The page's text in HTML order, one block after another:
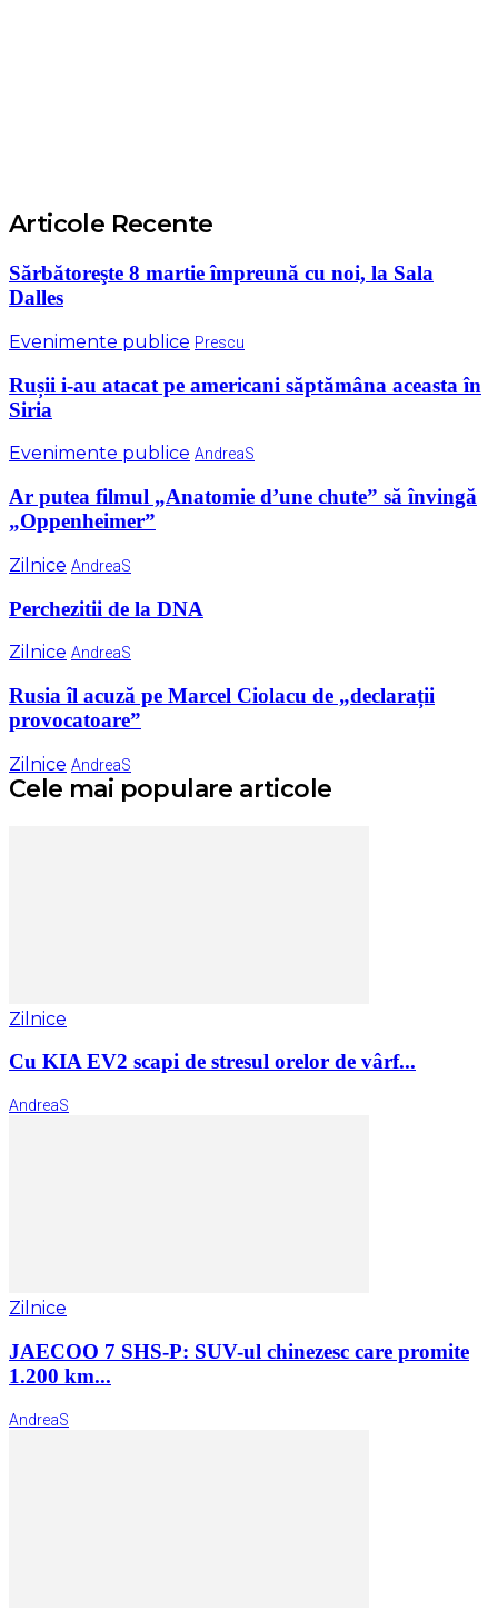
Articole Recente
Sărbătoreşte 8 martie împreună cu noi, la Sala
Dalles
Evenimente publice Prescu
Rușii i-au atacat pe americani săptămâna aceasta în
Siria
Evenimente publice AndreaS
Ar putea filmul „Anatomie d’une chute” să învingă
„Oppenheimer”
Zilnice AndreaS
Perchezitii de la DNA
Zilnice AndreaS
Rusia îl acuză pe Marcel Ciolacu de „declarații
provocatoare”
Zilnice AndreaS
Cele mai populare articole
Zilnice
Cu KIA EV2 scapi de stresul orelor de vârf...
AndreaS
Zilnice
JAECOO 7 SHS-P: SUV-ul chinezesc care promite
1.200 km...
AndreaS